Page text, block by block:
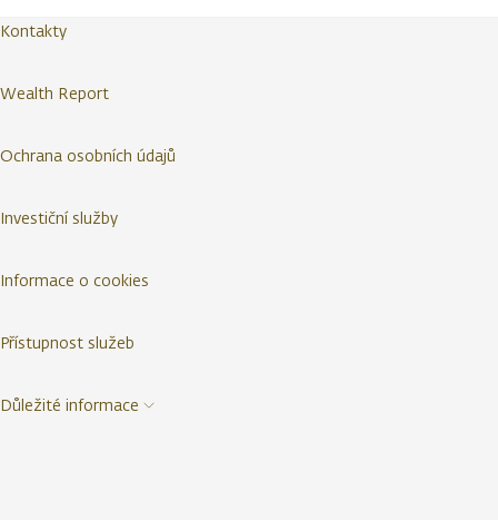
Kontakty
Wealth Report
Ochrana osobních údajů
Investiční služby
Informace o cookies
Přístupnost služeb
Důležité informace